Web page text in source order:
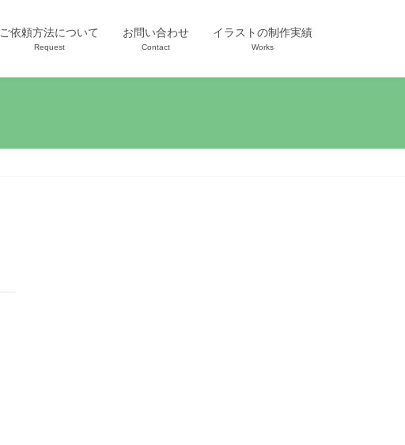
ご依頼方法について
Request
お問い合わせ
Contact
イラストの制作実績
Works